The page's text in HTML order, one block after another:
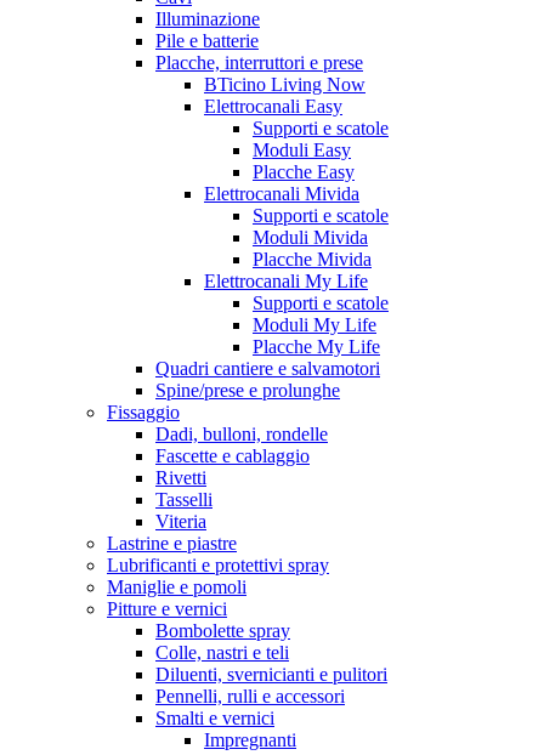
Illuminazione
Pile e batterie
Placche, interruttori e prese
BTicino Living Now
Elettrocanali Easy
Supporti e scatole
Moduli Easy
Placche Easy
Elettrocanali Mivida
Supporti e scatole
Moduli Mivida
Placche Mivida
Elettrocanali My Life
Supporti e scatole
Moduli My Life
Placche My Life
Quadri cantiere e salvamotori
Spine/prese e prolunghe
Fissaggio
Dadi, bulloni, rondelle
Fascette e cablaggio
Rivetti
Tasselli
Viteria
Lastrine e piastre
Lubrificanti e protettivi spray
Maniglie e pomoli
Pitture e vernici
Bombolette spray
Colle, nastri e teli
Diluenti, svernicianti e pulitori
Pennelli, rulli e accessori
Smalti e vernici
Impregnanti